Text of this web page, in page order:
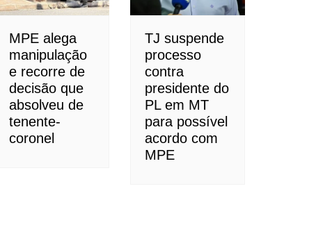
MPE alega
manipulação
e recorre de
decisão que
absolveu de
tenente-
coronel
TJ suspende
processo
contra
presidente do
PL em MT
para possível
acordo com
MPE